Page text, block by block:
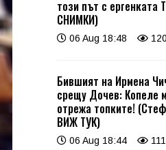
този път с
СНИМКИ)
06 Aug 18:48
Бившият на Ирмена
срещу Дочев: Копеле
отрежа топките!
ВИЖ ТУК)
06 Aug 18:44